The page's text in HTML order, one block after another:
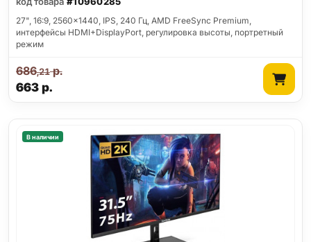
27", 16:9, 2560x1440, IPS, 240 Гц, AMD FreeSync Premium,
интерфейсы HDMI+DisplayPort, регулировка высоты, портретный
режим
663р.
686,21р.
В наличии